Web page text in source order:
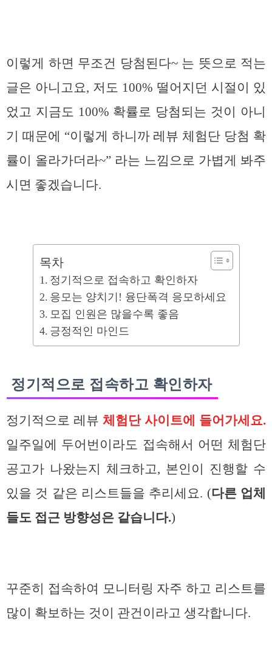
이렇게 하면 무조건 당첨된다~ 는 뜻으로 적는
글은 아니고요, 저도 100% 떨어지던 시절이 있
었고 지금도 100% 확률로 당첨되는 것이 아니
기 때문에 “이렇게 하니까 레뷰 체험단 당첨 확
률이 올라가더라~” 라는 느낌으로 가볍게 봐주
시면 좋겠습니다.
목차
정기적으로 접속하고 확인하자
응모는 양치기! 융단폭격 응모하세요
모집 인원은 많을수록 좋음
긍정적인 마인드
정기적으로 접속하고 확인하자
정기적으로 레뷰 체험단 사이트에 들어가세요.
일주일에 두어번이라도 접속해서 어떤 체험단
공고가 나왔는지 체크하고, 본인이 진행할 수
있을 것 같은 리스트들을 추리세요. (다른 업체
들도 접근 방향성은 같습니다.)
꾸준히 접속하여 모니터링 자주 하고 리스트를
많이 확보하는 것이 관건이라고 생각합니다.